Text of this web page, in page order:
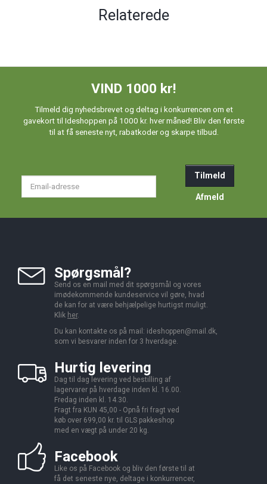
Relaterede
VIND 1000 kr!
Tilmeld dig nyhedsbrevet og deltag i konkurrencen om et
gavekort til Ideshoppen på 1000 kr. hver måned! Bliv den første
til at få seneste nyt, rabatkoder og skarpe tilbud.
Tilmeld
Afmeld
Spørgsmål?
Send os en mail med dit spørgsmål og vores
imødekommende kundeservice vil gøre, hvad
de kan for at være behjælpelige hurtigst muligt.
Klik her.
Du kan kontakte os på mail: ideshoppen@mail.dk,
som vi besvarer inden for 3 hverdage.
Hurtig levering
Dag til dag levering ved bestilling af
lagervarer på hverdage inden kl. 16.00.
Fredag inden kl. 14.30.
Fragt fra KUN 45,00 - Opnå fri fragt ved
køb over 699,00 kr. til GLS pakkeshop
med en vægt på under 20 kg.
Facebook
Like os på Facebook og bliv den første til at
få det seneste nye, deltage i konkurrencer,